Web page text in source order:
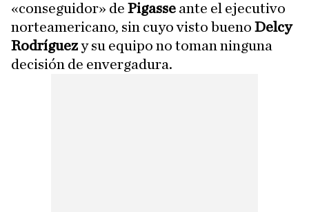
«conseguidor» de Pigasse ante el ejecutivo
norteamericano, sin cuyo visto bueno Delcy
Rodríguezy su equipo no toman ninguna
decisión de envergadura.